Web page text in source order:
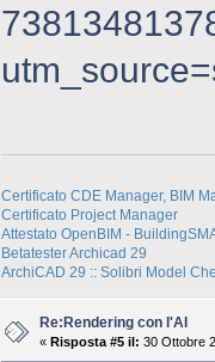
Certificato CDE Manager, BIM
Certificato Project Manager
Attestato OpenBIM -
Betatester Archicad 29
ArchiCAD 29 :: Solibri Model
Re:Rendering con l'AI
« Risposta #5 il: 30 Ottobre